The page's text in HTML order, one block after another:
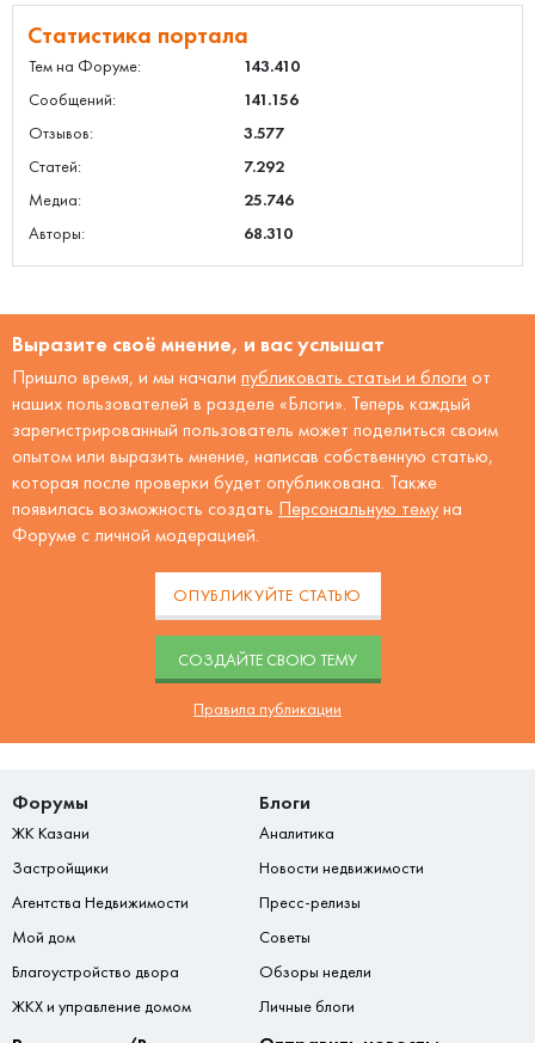
Статистика портала
Тем на Форуме:
143.410
Сообщений:
141.156
Отзывов:
3.577
Статей:
7.292
Медиа:
25.746
Авторы:
68.310
Выразите своё мнение, и вас услышат
Пришло время, и мы начали публиковать статьи и блоги от
наших пользователей в разделе «Блоги». Теперь каждый
зарегистрированный пользователь может поделиться своим
опытом или выразить мнение, написав собственную статью,
которая после проверки будет опубликована. Также
появилась возможность создать Персональную тему на
Форуме с личной модерацией.
ОПУБЛИКУЙТЕ СТАТЬЮ
CОЗДАЙТЕ СВОЮ ТЕМУ
Правила публикации
Форумы
ЖК Казани
Застройщики
Агентства Недвижимости
Мой дом
Благоустройство двора
ЖКХ и управление домом
Блоги
Аналитика
Новости недвижимости
Пресс-релизы
Советы
Обзоры недели
Личные блоги